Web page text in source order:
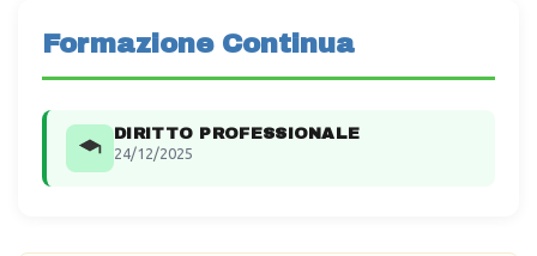
Formazione Continua
DIRITTO PROFESSIONALE
24/12/2025